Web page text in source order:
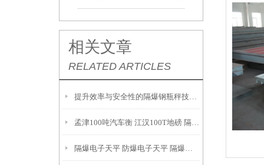
相关文章
RELATED ARTICLES
提升效率与安全性的隔爆钢瓶秤技术解析
孟津100吨汽车衡 江汉100T地磅 隔爆油桶秤产品参数：
隔爆电子天平 防爆电子天平 隔爆吊秤 故障维修解决方案：